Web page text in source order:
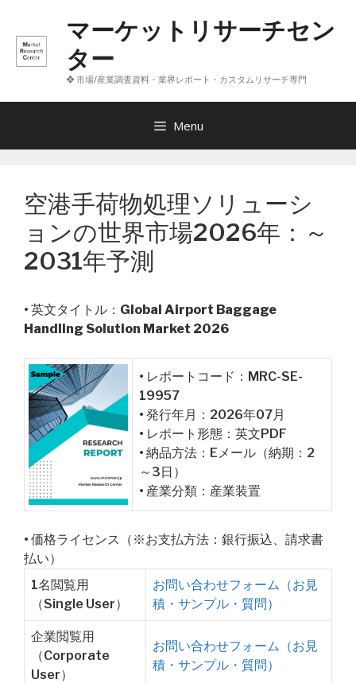
へ
マーケットリサーチセン
ター
❖ 市場/産業調査資料・業界レポート・カスタムリサーチ専門
Menu
空港手荷物処理ソリューシ
ョンの世界市場2026年：～
2031年予測
• 英文タイトル： Global Airport Baggage
Handling Solution Market 2026
• レポートコード：MRC-SE-
19957
• 発行年月：2026年07月
• レポート形態：英文PDF
• 納品方法：Eメール（納期：2
～3日）
• 産業分類：産業装置
• 価格ライセンス（※お支払方法：銀行振込、請求書
払い）
1名閲覧用
（Single User）
お問い合わせフォーム（お見
積・サンプル・質問）
企業閲覧用
（Corporate
User）
お問い合わせフォーム（お見
積・サンプル・質問）